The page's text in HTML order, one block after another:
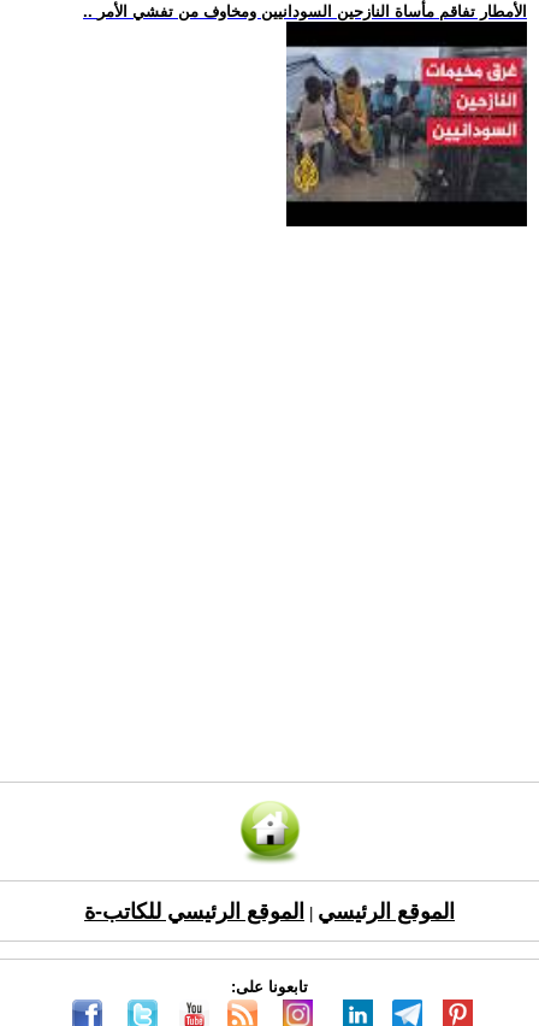
.. الأمطار تفاقم مأساة النازحين السودانيين ومخاوف من تفشي الأمر
الموقع الرئيسي الموقع الرئيسي للكاتب-ة
تابعونا على: